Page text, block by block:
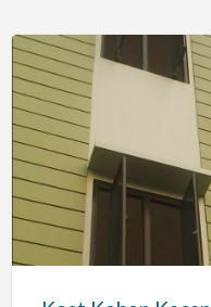
Kost
Kebon
Kacang
33
No7
dekat
Thamrin,